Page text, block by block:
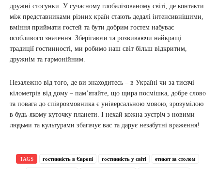
дружні стосунки. У сучасному глобалізованому світі, де контакти
між представниками різних країн стають дедалі інтенсивнішими,
вміння приймати гостей та бути добрим гостем набуває
особливого значення. Зберігаючи та розвиваючи найкращі
традиції гостинності, ми робимо наш світ більш відкритим,
дружнім та гармонійним.
Незалежно від того, де ви знаходитесь – в Україні чи за тисячі
кілометрів від дому – пам’ятайте, що щира посмішка, добре слово
та повага до співрозмовника є універсальною мовою, зрозумілою
в будь-якому куточку планети. І нехай кожна зустріч з новими
людьми та культурами збагачує вас та дарує незабутні враження!
TAGS гостинність в Європі гостинність у світі етикет за столом